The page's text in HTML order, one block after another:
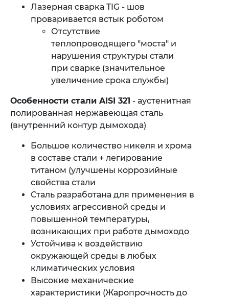
Лазерная сварка TIG - шов
проваривается встык роботом
Отсутствие
теплопроводящего "моста" и
нарушения структуры стали
при сварке (значительное
увеличение срока службы)
Особенности стали AISI 321 - аустенитная
полированная нержавеющая сталь
(внутренний контур дымохода)
Большое количество никеля и хрома
в составе стали + легирование
титаном (улучшены коррозийные
свойства стали
Сталь разработана для применения в
условиях агрессивной среды и
повышенной температуры,
возникающих при работе дымоходо
Устойчива к воздействию
окружающей среды в любых
климатических условия
Высокие механические
характеристики (Жаропрочность до